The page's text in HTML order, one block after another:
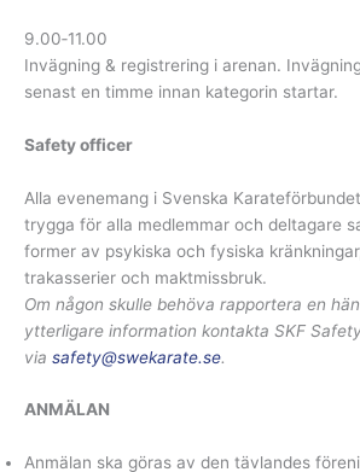
9.00‐11.00
Invägning & registrering i arenan.
senast en timme innan kategorin startar.
Safety officer
Alla evenemang i Svenska
trygga för alla medlemmar och deltagare
former av psykiska och fysiska
trakasserier och maktmissbruk.
Om någon skulle behöva rapportera en
ytterligare information kontakta SKF
via safety@swekarate.se.
ANMÄLAN
Anmälan ska göras av den tävlandes